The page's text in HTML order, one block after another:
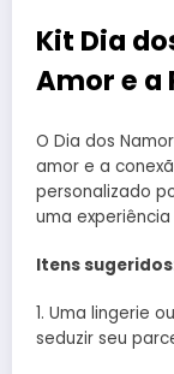
Kit Dia
Amor e a
O Dia dos
amor e a
personalizado
uma
Itens
1. Uma lingerie
seduzir seu